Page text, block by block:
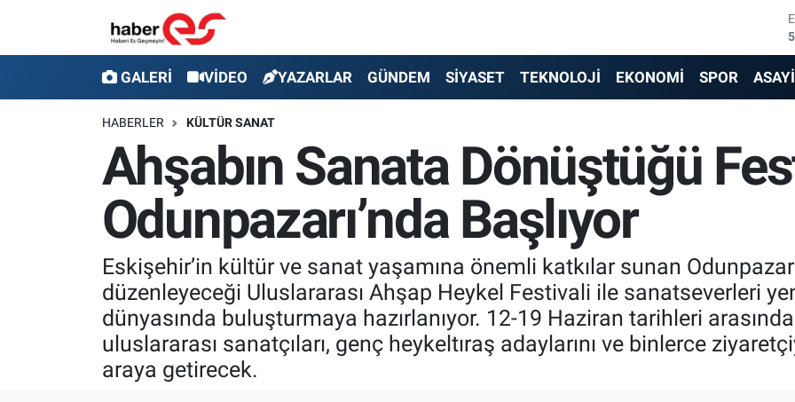
GALERİ VİDEO YAZARLAR GÜNDEM SİYASET TEKNOLOJİ EKONOMİ SPOR
HABERLER KÜLTÜR SANAT
Ahşabın Sanata Dönüştüğü
Odunpazarı’nda Başlıyor
Eskişehir’in kültür ve sanat yaşamına önemli katkılar sunan
düzenleyeceği Uluslararası Ahşap Heykel Festivali ile sanatseverleri
dünyasında buluşturmaya hazırlanıyor. 12-19 Haziran tarihleri
uluslararası sanatçıları, genç heykeltıraş adaylarını ve binlerce
araya getirecek.
YAZARLAR
GÜNDEM
TEKNOLOJİ
EKONOMİ
Eskişehir Nöbetçi Eczaneler
Eskişehir Hava Durumu
Eskişehir Trafik Yoğunluk Haritası
Süper Lig Puan Durumu ve Fikstür
Son Dakika Haberleri
Haber Arşivi